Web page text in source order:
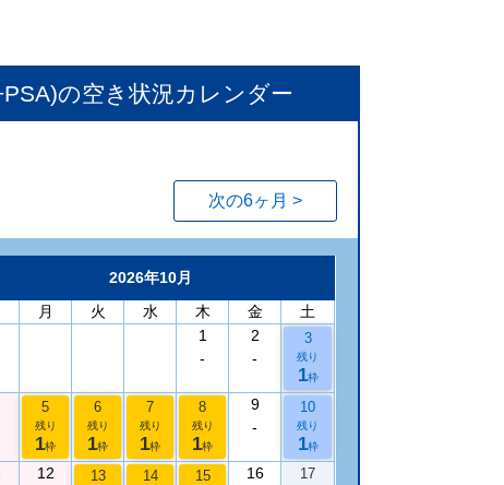
の空き状況カレンダー
次の6ヶ月 >
2026年10月
月 火 水 木 金
土
1
-
2
-
3
残り
1枠
5
残り
1枠
6
残り
1枠
7
残り
1枠
8
残り
1枠
9
-
10
残り
1枠
12
13 14 15
16
17